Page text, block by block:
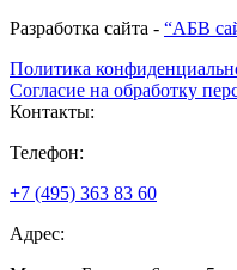
Разработка сайта - “АБВ
Политика
Согласие на обработку
Контакты:
Телефон:
+7 (495) 363 83 60
Адрес: